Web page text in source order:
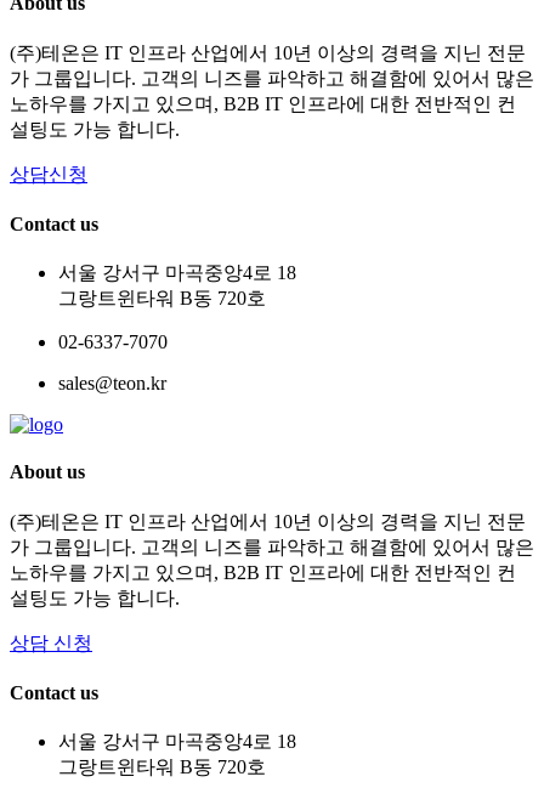
(주)테온은 IT 인프라 산업에서 10년 이상의 경력을 지닌 전문
가 그룹입니다. 고객의 니즈를 파악하고 해결함에 있어서 많은
노하우를 가지고 있으며, B2B IT 인프라에 대한 전반적인 컨
설팅도 가능 합니다.
상담신청
Contact us
서울 강서구 마곡중앙4로 18
그랑트윈타워 B동 720호
02-6337-7070
sales@teon.kr
About us
(주)테온은 IT 인프라 산업에서 10년 이상의 경력을 지닌 전문
가 그룹입니다. 고객의 니즈를 파악하고 해결함에 있어서 많은
노하우를 가지고 있으며, B2B IT 인프라에 대한 전반적인 컨
설팅도 가능 합니다.
상담 신청
Contact us
서울 강서구 마곡중앙4로 18
그랑트윈타워 B동 720호